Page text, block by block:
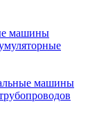
машины
машины